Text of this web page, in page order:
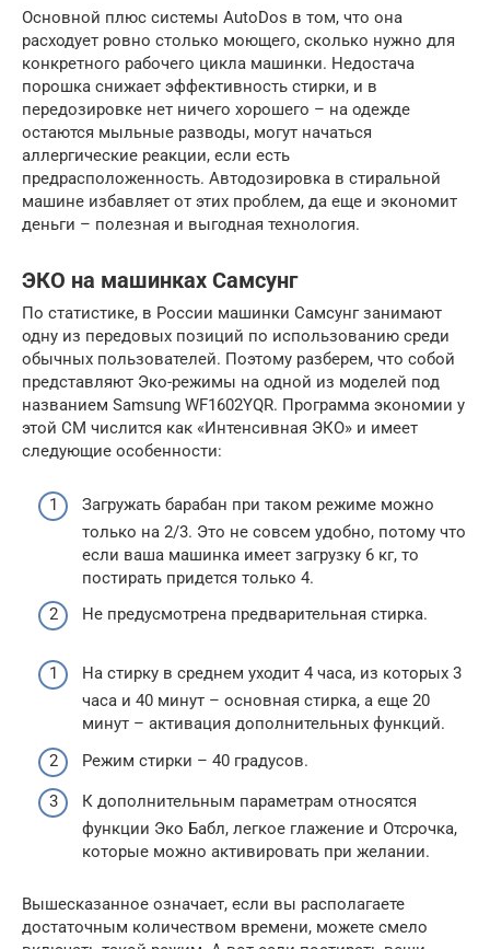
Основной плюс системы AutoDos в том, что она
расходует ровно столько моющего, сколько нужно для
конкретного рабочего цикла машинки. Недостача
порошка снижает эффективность стирки, и в
передозировке нет ничего хорошего – на одежде
остаются мыльные разводы, могут начаться
аллергические реакции, если есть
предрасположенность. Автодозировка в стиральной
машине избавляет от этих проблем, да еще и экономит
деньги – полезная и выгодная технология.
ЭКО на машинках Самсунг
По статистике, в России машинки Самсунг занимают
одну из передовых позиций по использованию среди
обычных пользователей. Поэтому разберем, что собой
представляют Эко-режимы на одной из моделей под
названием Samsung WF1602YQR. Программа экономии у
этой СМ числится как «Интенсивная ЭКО» и имеет
следующие особенности:
Загружать барабан при таком режиме можно
только на 2/3. Это не совсем удобно, потому что
если ваша машинка имеет загрузку 6 кг, то
постирать придется только 4.
Не предусмотрена предварительная стирка.
На стирку в среднем уходит 4 часа, из которых 3
часа и 40 минут – основная стирка, а еще 20
минут – активация дополнительных функций.
Режим стирки – 40 градусов.
К дополнительным параметрам относятся
функции Эко Бабл, легкое глажение и Отсрочка,
которые можно активировать при желании.
Вышесказанное означает, если вы располагаете
достаточным количеством времени, можете смело